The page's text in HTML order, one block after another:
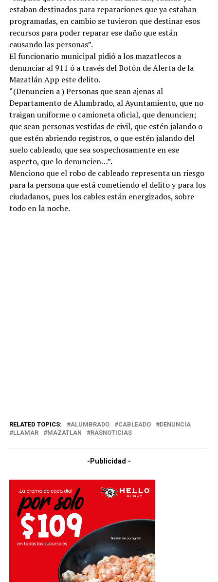
estaban destinados para reparaciones que ya estaban
programadas, en cambio se tuvieron que destinar esos
recursos para poder reparar ese daño que están
causando las personas”.
El funcionario municipal pidió a los mazatlecos a
denunciar al 911 ó a través del Botón de Alerta de la
Mazatlán App este delito.
“(Denuncien a ) Personas que sean ajenas al
Departamento de Alumbrado, al Ayuntamiento, que no
traigan uniforme o camioneta oficial, que denuncien;
que sean personas vestidas de civil, que estén jalando o
que estén abriendo registros, o que estén jalando del
suelo cableado, que sea sospechosamente en ese
aspecto, que lo denuncien…”.
Menciono que el robo de cableado representa un riesgo
para la persona que está cometiendo el delito y para los
ciudadanos, pues los cables están energizados, sobre
todo en la noche.
RELATED TOPICS: ALUMBRADO CABLEADO
DENUNCIA
LLAMAR
MAZATLAN RASNOTICIAS
-Publicidad -